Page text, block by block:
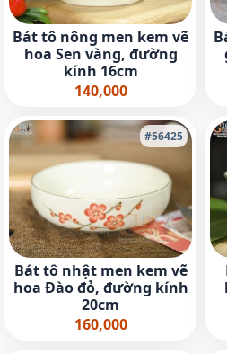
Bát tô nông men kem vẽ
hoa Sen vàng, đường
kính 16cm
140,000
#56425
Bát tô nhật men kem vẽ
hoa Đào đỏ, đường kính
20cm
160,000